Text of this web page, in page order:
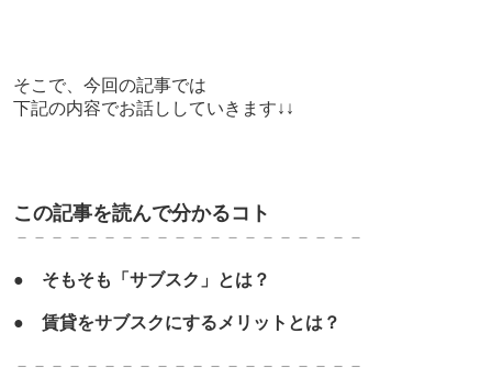
そこで、今回の記事では
下記の内容でお話ししていきます↓↓
この記事を読んで分かるコト
－－－－－－－－－－－－－ －－－－－－－
● そもそも「サブスク」とは？
● 賃貸をサブスクにするメリットとは？
－－－－－－－－－－－－－ －－－－－－－